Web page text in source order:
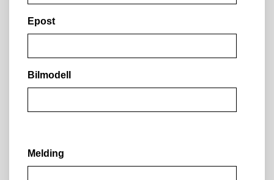
Epost
Bilmodell
Melding